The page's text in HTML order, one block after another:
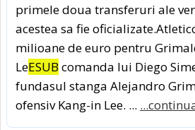
primele doua transferuri ale
acestea sa fie
milioane de euro pentru
LeESUB comanda lui Diego
fundasul stanga Alejandro
ofensiv Kang-in Lee. ...